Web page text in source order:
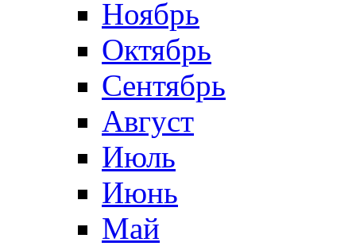
Ноябрь
Октябрь
Сентябрь
Август
Июль
Июнь
Май